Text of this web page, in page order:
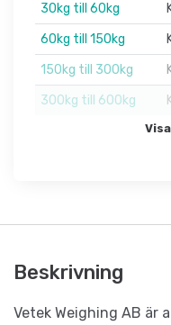
30kg till 60kg
60kg till 150kg
150kg till 300kg
300kg till 600kg
Beskrivning
Vetek Weighing AB är